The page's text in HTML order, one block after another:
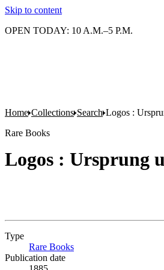
Skip to content
OPEN TODAY: 10 A.M.–5 P.M.
Home Collections Search Logos :
Rare Books
Logos : Ursprung
Type
Rare Books
Publication date